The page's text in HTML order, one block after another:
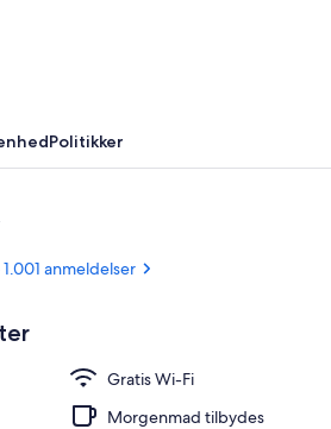
Overnatningsstedets facade
Politikker
1.001 anmeldelser
Gratis Wi-Fi
Morgenmad tilbydes